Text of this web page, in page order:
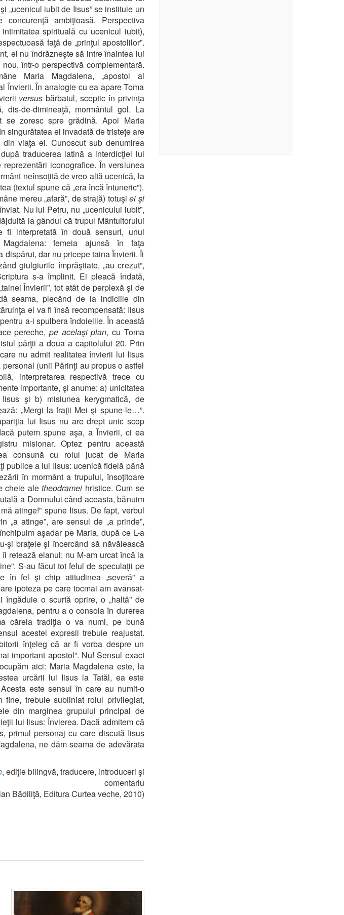
„ucenicul iubit de Iisus” se instituie un
ambiţioasă. Perspectiva
spirituală cu ucenicul iubit),
faţă de „prinţul apostolilor”.
el nu îndrăzneşte să intre înaintea lui
într-o perspectivă complementară.
Maria Magdalena, „apostol al
Învierii. În analogie cu ea apare Toma
versusbărbatul, sceptic în privinţa
dis-de-dimineaţă, mormântul gol. La
zoresc spre grădină. Apoi Maria
singurătatea ei invadată de tristeţe are
viaţa ei. Cunoscut sub denumirea
traducerea latină a interdicţiei lui
iconografice. În versiunea
neînsoţită de vreo altă ucenică, la
(textul spune că „era încă întuneric”).
mereu „afară”, de strajă) totuşiei şi
Nu lui Petru, nu „ucenicului iubit”,
la gândul că trupul Mântuitorului
fi interpretată în două sensuri, unul
femeia ajunsă în faţa
dar nu pricepe taina Învierii. Îi
giulgiurile împrăştiate, „au crezut”,
s-a împlinit. Ei pleacă îndată,
Învierii”, tot atât de perplexă şi de
seama, plecând de la indiciile din
ei va fi însă recompensată: Iisus
a-i spulbera îndoielile. În această
pereche, pe acelaşi plan, cu Toma
părţii a doua a capitolului 20. Prin
nu admit realitatea învierii lui Iisus
(unii Părinţi au propus o astfel
interpretarea respectivă trece cu
importante, şi anume: a) unicitatea
şi b) misiunea kerygmatică, de
„Mergi la fraţii Mei şi spune-le…”.
lui Iisus nu are drept unic scop
putem spune aşa, a Învierii, ci ea
misionar. Optez pentru această
consună cu rolul jucat de Maria
publice a lui Iisus: ucenică fidelă până
în mormânt a trupului, însoţitoare
cheie aletheodramei hristice. Cum se
a Domnului când aceasta, bănuim
atinge!” spune Iisus. De fapt, verbul
„a atinge”, are sensul de „a prinde”,
aşadar pe Maria, după ce L-a
şi braţele şi încercând să năvălească
retează elanul: nu M-am urcat încă la
S-au făcut tot felul de speculaţii pe
în fel şi chip atitudinea „severă” a
ipoteza pe care tocmai am avansat-
o scurtă oprire, o „haltă” de
pentru a o consola în durerea
căreia tradiţia o va numi, pe bună
acestei expresii trebuie reajustat.
înţeleg că ar fi vorba despre un
important apostol”. Nu! Sensul exact
aici: Maria Magdalena este, la
urcării lui Iisus la Tatăl, ea este
este sensul în care au numit-o
fine, trebuie subliniat rolul privilegiat,
din marginea grupului principal de
lui Iisus: Învierea. Dacă admitem că
primul personaj cu care discută Iisus
ne dăm seama de adevărata
, ediţie bilingvă, traducere, introduceri şi
comentariu
Bădiliţă, Editura Curtea veche, 2010)